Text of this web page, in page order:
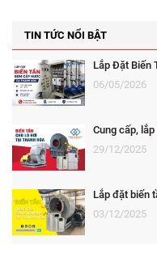
TIN TỨC NỔI BẬT
Lắp Đặt Biến
06/05/2026
Cung cấp,
29/12/2025
Lắp đặt biến
03/12/2025